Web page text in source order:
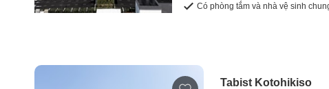
Có phòng tắm và nhà vệ sinh
Tabist Kotohikiso